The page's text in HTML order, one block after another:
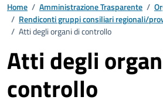
Home / Amministrazione Trasparente /
/ Rendiconti gruppi consiliari regionali/
/ Atti degli organi di controllo
Atti degli
controllo